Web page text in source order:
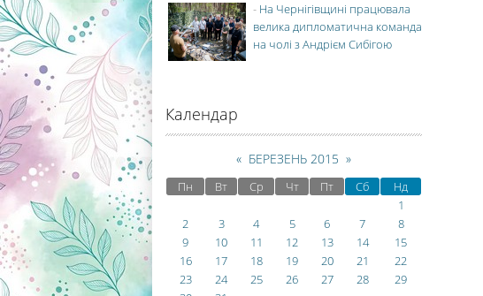
- На Чернігівщині працювала
велика дипломатична команда
на чолі з Андрієм Сибігою
Календар
« БЕРЕЗЕНЬ 2015 »
Пн Вт Ср Чт Пт Сб
Нд
1
2
3 4 5 6 7
8
9
10 11 12 13 14
15
16
17 18 19 20 21
22
23
24 25 26 27 28
29